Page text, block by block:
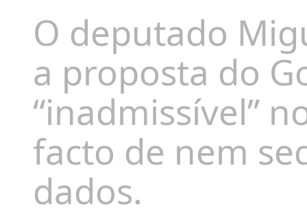
O deputado
a proposta do
“inadmissível”
facto de nem
dados.